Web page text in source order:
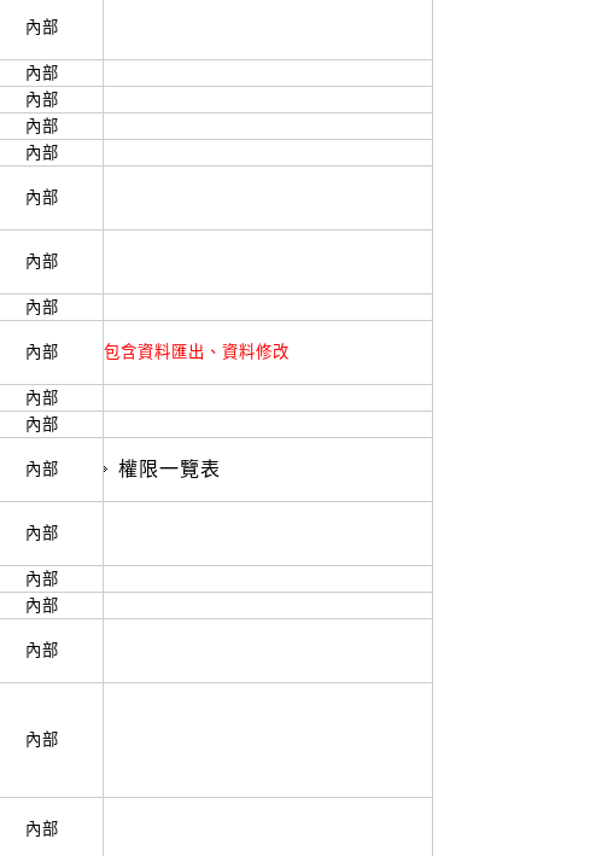
內部
內部
內部
內部
內部
內部
內部
內部
內部 包含資料匯出、資料修改
內部
內部
內部 權限一覽表
內部
內部
內部
內部
內部
內部